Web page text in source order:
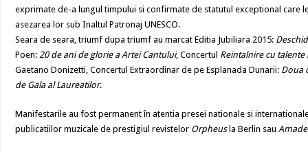
exprimate de-a lungul timpului si confirmate de statutul exceptional
asezarea lor sub Inaltul Patronaj UNESCO.
Seara de seara, triumf dupa triumf au marcat Editia Jubiliara 2015:
Poen:20 de ani de glorie a Artei Cantului, Concertul Reintalnire cu talente
Gaetano Donizetti, Concertul Extraordinar de pe Esplanada Dunarii: Doua
de Gala al Laureatilor.
Manifestarile au fost permanent în atentia presei nationale si
publicatiilor muzicale de prestigiul revistelor Orpheusla Berlin sau